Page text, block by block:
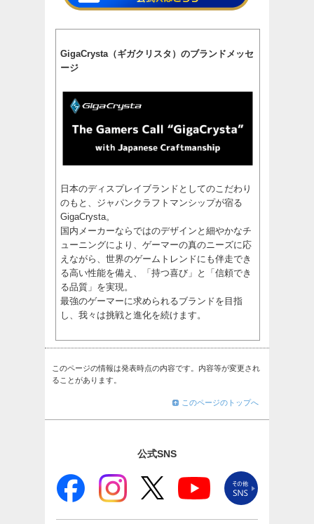
GigaCrysta（ギガクリスタ）のブランドメッセ
ージ
日本のディスプレイブランドとしてのこだわり
のもと、ジャパンクラフトマンシップが宿る
GigaCrysta。
国内メーカーならではのデザインと細やかなチ
ューニングにより、ゲーマーの真のニーズに応
えながら、世界のゲームトレンドにも伴走でき
る高い性能を備え、「持つ喜び」と「信頼でき
る品質」を実現。
最強のゲーマーに求められるブランドを目指
し、我々は挑戦と進化を続けます。
このページの情報は発表時点の内容です。内容等が変更され
ることがあります。
このページのトップへ
公式SNS